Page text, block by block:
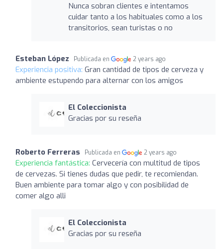
Nunca sobran clientes e intentamos
cuidar tanto a los habituales como a los
transitorios, sean turistas o no
Esteban López Publicada en 2 years ago
Experiencia positiva: Gran cantidad de tipos de cerveza y
ambiente estupendo para alternar con los amigos
El Coleccionista
Gracias por su reseña
Roberto Ferreras Publicada en 2 years ago
Experiencia fantástica: Cervecería con multitud de tipos
de cervezas. Si tienes dudas que pedir, te recomiendan.
Buen ambiente para tomar algo y con posibilidad de
comer algo alli
El Coleccionista
Gracias por su reseña